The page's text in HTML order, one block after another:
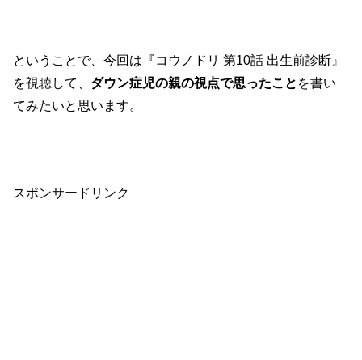
ということで、今回は『コウノドリ 第10話 出生前診断』
を視聴して、 ダウン症児の親の視点で思ったこと を書い
てみたいと思います。
スポンサードリンク